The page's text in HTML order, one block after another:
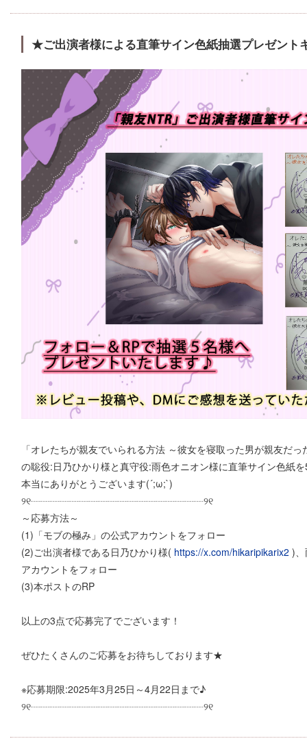
★ご出演者様による直筆サイン色紙抽選プレゼント
「オレたちが親友でいられる方法 ～彼女を寝取った男が親友だ
の聡役:日乃ひかり様と真守役:雨色オニオン様に直筆サイン色紙
本当にありがとうございます(´;ω;`)
୨୧┈┈┈┈┈┈┈┈┈┈┈┈┈┈┈┈┈┈୨୧
～応募方法～
(1)「モブの極み」の公式アカウントをフォロー
(2)ご出演者様である日乃ひかり様( https://x.com/hikaripikarix2 )
アカウントをフォロー
(3)本ポストのRP
以上の3点で応募完了でございます！
ぜひたくさんのご応募をお待ちしております★
※応募期限:2025年3月25日～4月22日まで♪
୨୧┈┈┈┈┈┈┈┈┈┈┈┈┈┈┈┈┈┈୨୧